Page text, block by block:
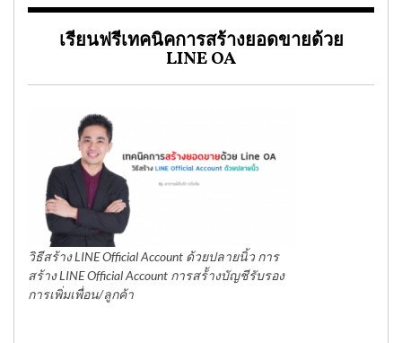
เรียนฟรีเทคนิคการสร้างยอดขายด้วย
LINE OA
วิธีสร้าง LINE Official Account ด้วยปลายนิ้ว การ
สร้าง LINE Official Account การสร้้างบัญชีรับรอง
การเพิ่มเพื่อน/ลูกค้า